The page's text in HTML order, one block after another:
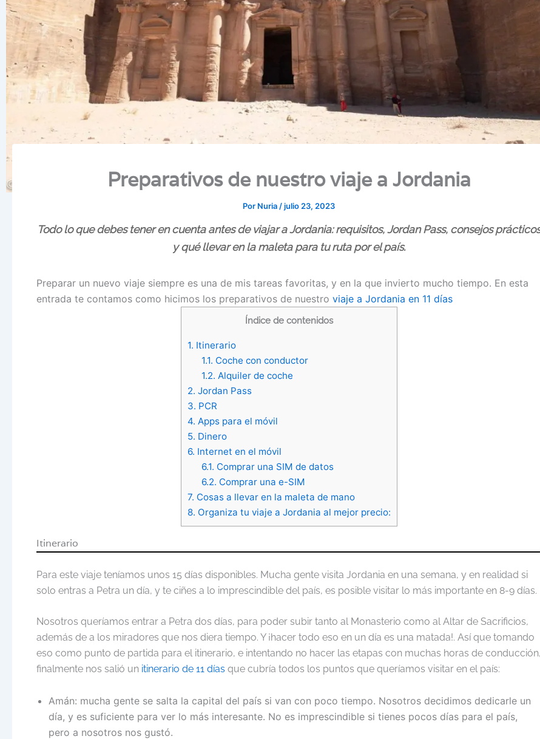
Preparativos de nuestro viaje a Jordania
Por Nuria /julio 23, 2023
Todo lo que debes tener en cuenta antes de viajar a Jordania: requisitos, Jordan Pass, consejos
y qué llevar en la maleta para tu ruta por el país.
Preparar un nuevo viaje siempre es una de mis tareas favoritas, y en la que invierto mucho tiempo. En esta
entrada te contamos como hicimos los preparativos de nuestro viaje a Jordania en 11 días
Índice de contenidos
1. Itinerario
1.1. Coche con conductor
1.2. Alquiler de coche
2. Jordan Pass
3. PCR
4. Apps para el móvil
5. Dinero
6. Internet en el móvil
6.1. Comprar una SIM de datos
6.2. Comprar una e-SIM
7. Cosas a llevar en la maleta de mano
8. Organiza tu viaje a Jordania al mejor precio:
Itinerario
Para este viaje teníamos unos 15 días disponibles. Mucha gente visita Jordania en una semana, y en realidad si
solo entras a Petra un día, y te ciñes a lo imprescindible del país, es posible visitar lo más importante en 8-9 días.
Nosotros queríamos entrar a Petra dos días, para poder subir tanto al Monasterio como al Altar de Sacrificios,
además de a los miradores que nos diera tiempo. Y ¡hacer todo eso en un día es una matada!. Así que tomando
eso como punto de partida para el itinerario, e intentando no hacer las etapas con muchas horas de conducción,
finalmente nos salió un itinerario de 11 días que cubría todos los puntos que queríamos visitar en el país:
Amán: mucha gente se salta la capital del país si van con poco tiempo. Nosotros decidimos dedicarle un
día, y es suficiente para ver lo más interesante. No es imprescindible si tienes pocos días para el país,
pero a nosotros nos gustó.